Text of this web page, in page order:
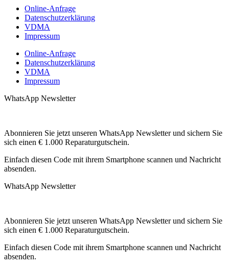
Online-Anfrage
Datenschutzerklärung
VDMA
Impressum
Online-Anfrage
Datenschutzerklärung
VDMA
Impressum
WhatsApp Newsletter
Abonnieren Sie jetzt unseren WhatsApp Newsletter und sichern Sie
sich einen € 1.000 Reparaturgutschein.
Einfach diesen Code mit ihrem Smartphone scannen und Nachricht
absenden.
WhatsApp Newsletter
Abonnieren Sie jetzt unseren WhatsApp Newsletter und sichern Sie
sich einen € 1.000 Reparaturgutschein.
Einfach diesen Code mit ihrem Smartphone scannen und Nachricht
absenden.